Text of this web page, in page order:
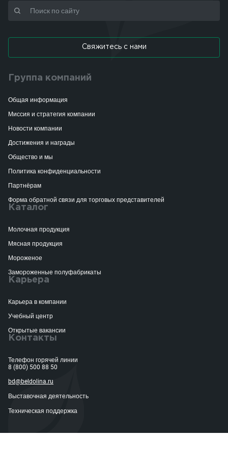
Свяжитесь с нами
Группа компаний
Общая информация
Миссия и стратегия компании
Новости компании
Достижения и награды
Общество и мы
Политика конфиденциальности
Партнёрам
Форма обратной связи для торговых представителей
Каталог
Молочная продукция
Мясная продукция
Мороженое
Замороженные полуфабрикаты
Карьера
Карьера в компании
Учебный центр
Открытые вакансии
Контакты
Телефон горячей линии
8 (800) 500 88 50
bd@beldolina.ru
Выставочная деятельность
Техническая поддержка